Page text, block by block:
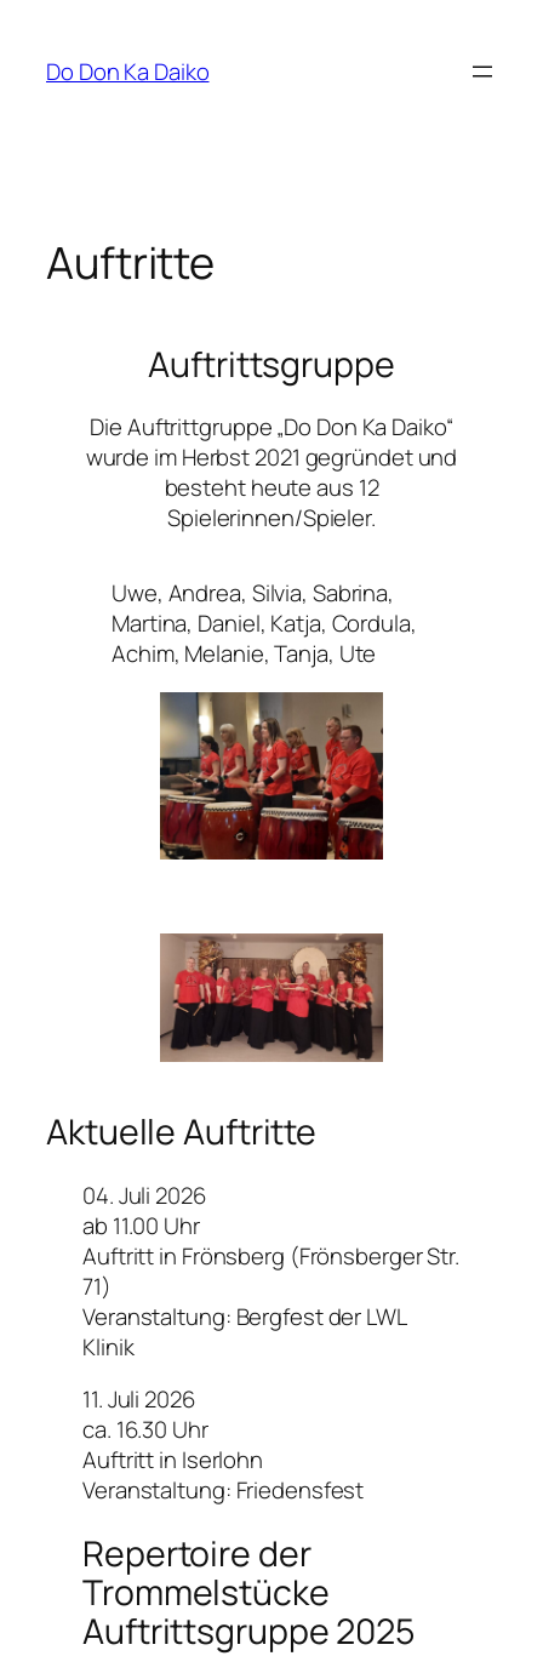
springen
Do Don Ka Daiko
Auftritte
Auftrittsgruppe
Die Auftrittgruppe „Do Don Ka Daiko“
wurde im Herbst 2021 gegründet und
besteht heute aus 12
Spielerinnen/Spieler.
Uwe, Andrea, Silvia, Sabrina,
Martina, Daniel, Katja, Cordula,
Achim, Melanie, Tanja, Ute
Aktuelle Auftritte
04. Juli 2026
ab 11.00 Uhr
Auftritt in Frönsberg (Frönsberger Str.
71)
Veranstaltung: Bergfest der LWL
Klinik
11. Juli 2026
ca. 16.30 Uhr
Auftritt in Iserlohn
Veranstaltung: Friedensfest
Repertoire der
Trommelstücke
Auftrittsgruppe 2025